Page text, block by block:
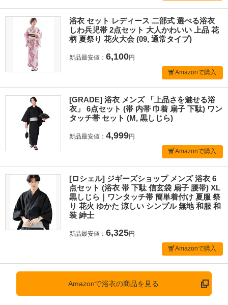
浴衣 セット レディース 二部式 選べる浴衣
しわ兵児帯 2点セット 大人かわいい 上品 花
柄 夏祭り 花火大会 (09, 通常タイプ)
新品最安値： 6,100円
Amazonで購入
[GRADE] 浴衣 メンズ 「上品さを魅せる浴
衣」 6点セット (帯 内帯 巾着 扇子 下駄) ワン
タッチ帯 セット (M, 黒しじら)
新品最安値： 4,999円
Amazonで購入
[ロシェル] ジギーズショップ メンズ 浴衣 6
点セット (浴衣 帯 下駄 信玄袋 扇子 腰帯) XL
黒しじら｜ワンタッチ帯 簡単着付け 夏服 祭
り 花火 ゆかた 涼しい シンプル 無地 和服 和
装 紳士
新品最安値： 6,325円
Amazonで購入
Amazonで浴衣の商品を見る